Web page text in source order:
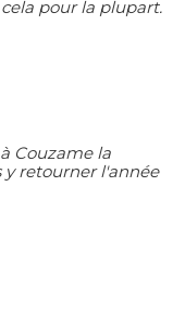
cela pour la plupart.
Couzame la
y retourner l'année